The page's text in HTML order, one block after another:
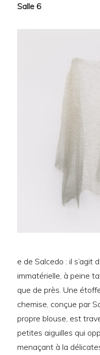
Salle 6
e de Salcedo : il s’agit
immatérielle, à peine
que de près. Une
chemise, conçue par
propre blouse, est
petites aiguilles qui
menaçant à la